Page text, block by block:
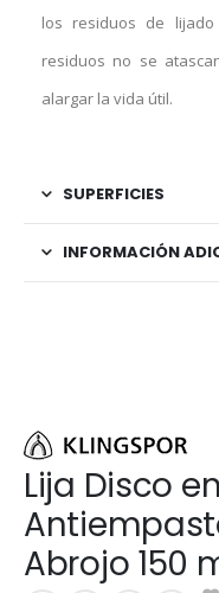
los residuos de
residuos no se
alargar la vida útil.
SUPERFICIES
INFORMACIÓN
Lija Disco
Abrojo 150